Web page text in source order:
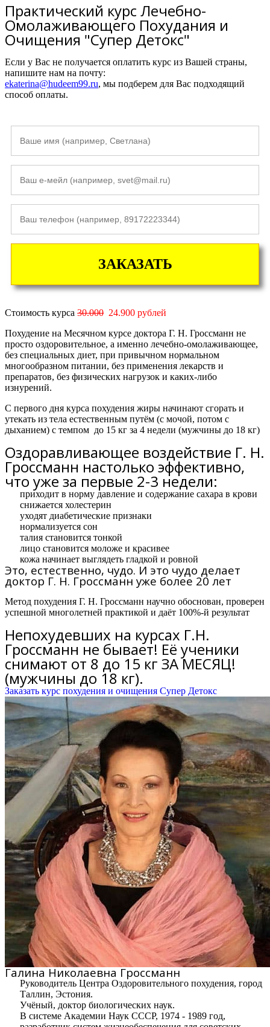
Практический курс Лечебно-
Омолаживающего Похудания и
Очищения "Супер Детокс"
Если у Вас не получается оплатить курс из Вашей страны,
напишите нам на почту:
ekaterina@hudeem99.ru, мы подберем для Вас подходящий
способ оплаты.
ЗАКАЗАТЬ
Стоимость курса 30.000 24.900 рублей
Похудение на Месячном курсе доктора Г. Н. Гроссманн не
просто оздоровительное, а именно лечебно-омолаживающее,
без специальных диет, при привычном нормальном
многообразном питании, без применения лекарств и
препаратов, без физических нагрузок и каких-либо
изнурений.
С первого дня курса похудения жиры начинают сгорать и
утекать из тела естественным путём (с мочой, потом с
дыханием) с темпом до 15 кг за 4 недели (мужчины до 18 кг)
Оздоравливающее воздействие Г. Н.
Гроссманн настолько эффективно,
что уже за первые 2-3 недели:
приходит в норму давление и содержание сахара в крови
снижается холестерин
уходят диабетические признаки
нормализуется сон
талия становится тонкой
лицо становится моложе и красивее
кожа начинает выглядеть гладкой и ровной
Это, естественно, чудо. И это чудо делает
доктор Г. Н. Гроссманн уже более 20 лет
Метод похудения Г. Н. Гроссманн научно обоснован, проверен
успешной многолетней практикой и даёт 100%-й результат
Непохудевших на курсах Г.Н.
Гроссманн не бывает! Её ученики
снимают от 8 до 15 кг ЗА МЕСЯЦ!
(мужчины до 18 кг).
Заказать курс похудения и очищения Супер Детокс
Галина Николаевна Гроссманн
Руководитель Центра Оздоровительного похудения, город
Таллин, Эстония.
Учёный, доктор биологических наук.
В системе Академии Наук СССР, 1974 - 1989 год,